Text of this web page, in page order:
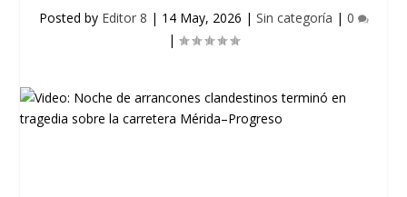
Posted by Editor 8 | 14 May, 2026 | Sin categoría | 0
|